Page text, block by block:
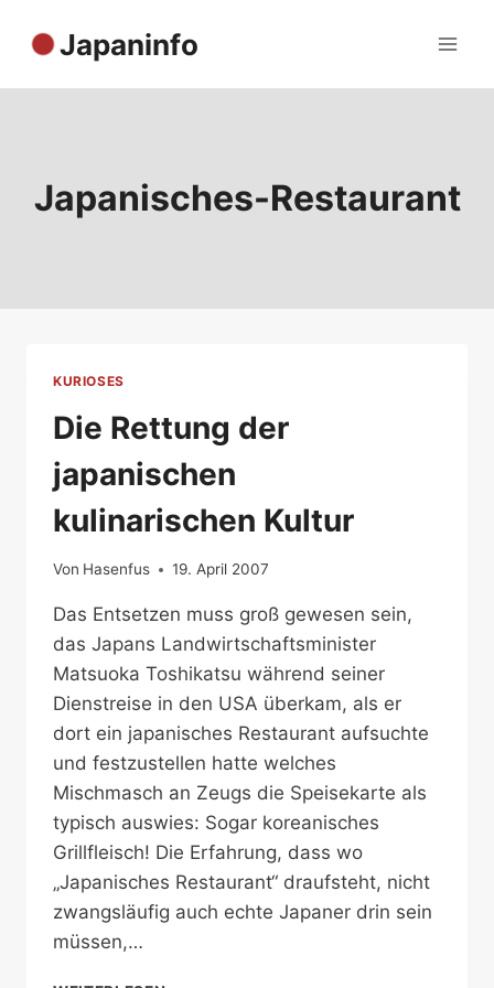
Inhalt
Japaninfo
Japanisches-Restaurant
KURIOSES
Die Rettung der
japanischen
kulinarischen Kultur
Von Hasenfus 19. April 2007
Das Entsetzen muss groß gewesen sein,
das Japans Landwirtschaftsminister
Matsuoka Toshikatsu während seiner
Dienstreise in den USA überkam, als er
dort ein japanisches Restaurant aufsuchte
und festzustellen hatte welches
Mischmasch an Zeugs die Speisekarte als
typisch auswies: Sogar koreanisches
Grillfleisch! Die Erfahrung, dass wo
„Japanisches Restaurant“ draufsteht, nicht
zwangsläufig auch echte Japaner drin sein
müssen,…